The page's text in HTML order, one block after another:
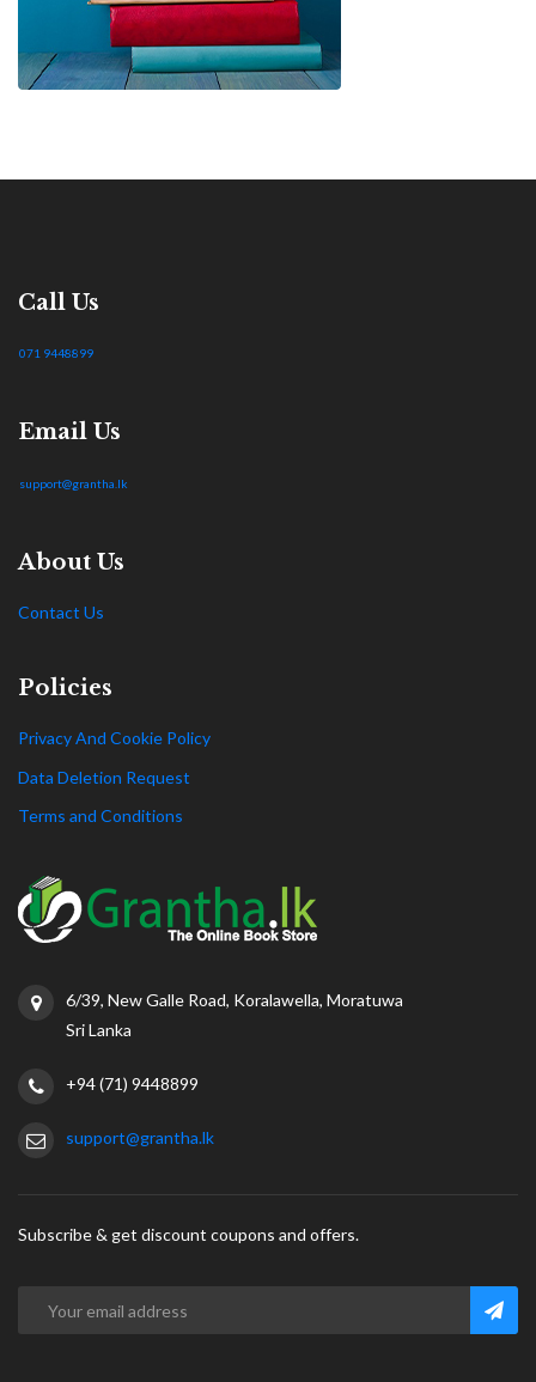
Call Us
071 9448899
Email Us
support@grantha.lk
About Us
Contact Us
Policies
Privacy And Cookie Policy
Data Deletion Request
Terms and Conditions
6/39, New Galle Road, Koralawella, Moratuwa
Sri Lanka
+94 (71) 9448899
support@grantha.lk
Subscribe & get discount coupons and offers.